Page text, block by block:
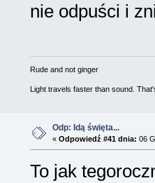
nie odpuści i
Rude and not ginger
Light travels faster than sound.
Odp: Idą święta...
« Odpowiedź #41 dnia: 06
To jak